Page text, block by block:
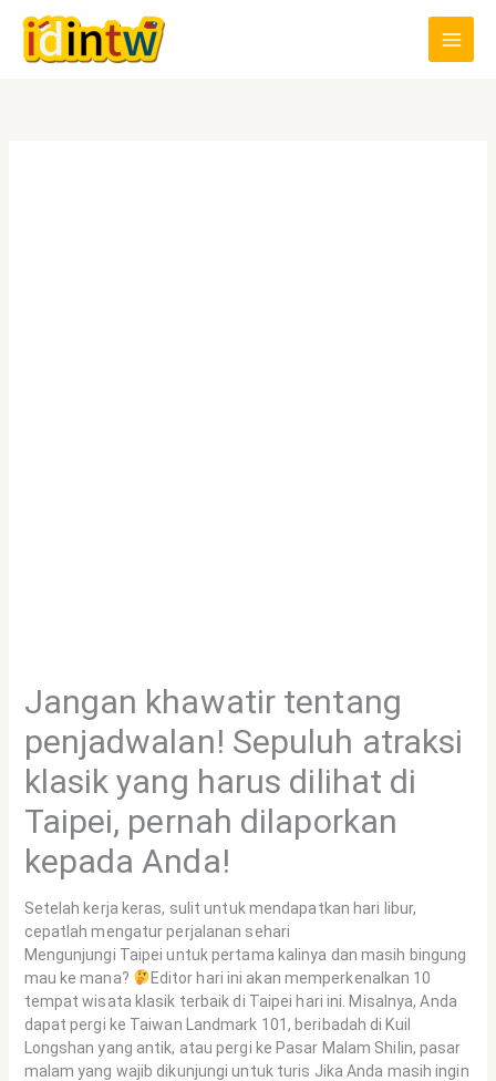
Jangan khawatir tentang
penjadwalan! Sepuluh atraksi
klasik yang harus dilihat di
Taipei, pernah dilaporkan
kepada Anda!
Setelah kerja keras, sulit untuk mendapatkan hari libur,
cepatlah mengatur perjalanan sehari
Mengunjungi Taipei untuk pertama kalinya dan masih bingung
mau ke mana?
Editor hari ini akan memperkenalkan 10
tempat wisata klasik terbaik di Taipei hari ini. Misalnya, Anda
dapat pergi ke Taiwan Landmark 101, beribadah di Kuil
Longshan yang antik, atau pergi ke Pasar Malam Shilin, pasar
malam yang wajib dikunjungi untuk turis Jika Anda masih ingin